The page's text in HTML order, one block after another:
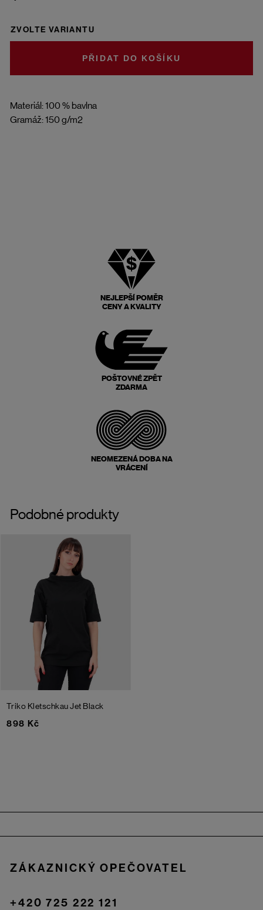
Materiál: 100 % bavlna
Gramáž: 150 g/m2
ZVOLTE VARIANTU
DO KOŠÍKU
NEJLEPŠÍ POMĚR
CENY A KVALITY
POŠTOVNÉ ZPĚT
ZDARMA
NEOMEZENÁ DOBA NA
VRÁCENÍ
Podobné produkty
Triko KletschkauJet Black
898 Kč
ZÁKAZNICKÝ OPEČOVATEL
+420 725 222 121